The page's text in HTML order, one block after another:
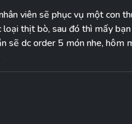
viên sẽ phục vụ một con
loại thịt bò, sau đó thì mấy
sẽ dc order 5 món nhe, hôm